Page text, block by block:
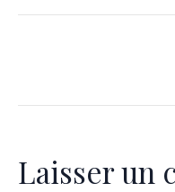
Laisser un